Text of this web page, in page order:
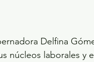
Delfina
núcleos laborales y